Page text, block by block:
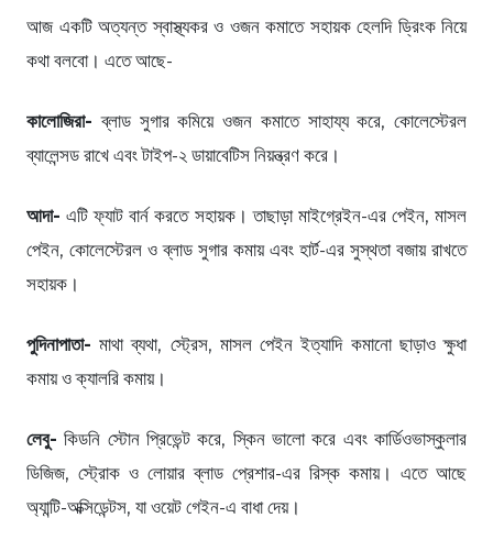
আজ একটি অত্যন্ত স্বাস্থ্যকর ও ওজন কমাতে সহায়ক হেলদি ড্রিংক নিয়ে
কথা বলবো। এতে আছে-
কালোজিরা- ব্লাড সুগার কমিয়ে ওজন কমাতে সাহায্য করে, কোলেস্টেরল
ব্যালেন্সড রাখে এবং টাইপ-২ ডায়াবেটিস নিয়ন্ত্রণ করে।
আদা- এটি ফ্যাট বার্ন করতে সহায়ক। তাছাড়া মাইগ্রেইন-এর পেইন, মাসল
পেইন, কোলেস্টেরল ও ব্লাড সুগার কমায় এবং হার্ট-এর সুস্থতা বজায় রাখতে
সহায়ক।
পুদিনাপাতা- মাথা ব্যথা, স্ট্রেস, মাসল পেইন ইত্যাদি কমানো ছাড়াও ক্ষুধা
কমায় ও ক্যালরি কমায়।
লেবু- কিডনি স্টোন প্রিভেন্ট করে, স্কিন ভালো করে এবং কার্ডিওভাস্কুলার
ডিজিজ, স্ট্রোক ও লোয়ার ব্লাড প্রেশার-এর রিস্ক কমায়। এতে আছে
অ্যান্টি-অক্সিডেন্টস, যা ওয়েট গেইন-এ বাধা দেয়।